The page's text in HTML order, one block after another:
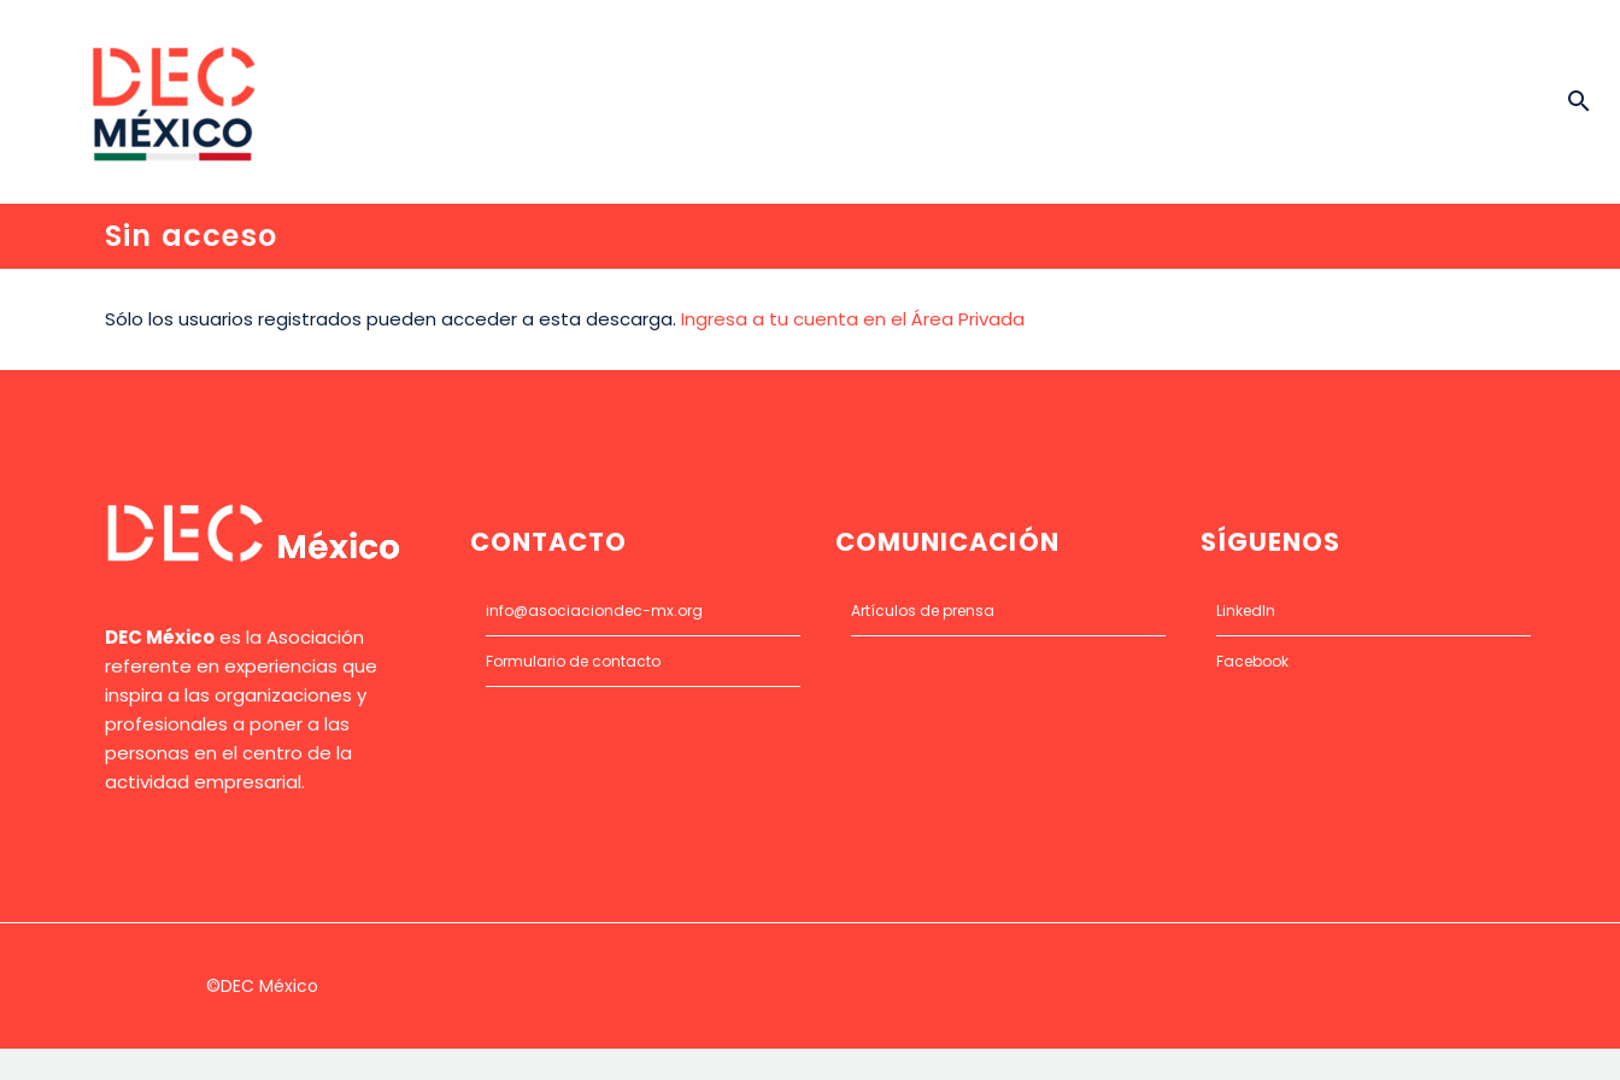
Sin acceso
Sólo los usuarios registrados pueden acceder a esta descarga. Ingresa a tu cuenta en el Área Privada
DEC Méxicoes la Asociación
referente en experiencias que
inspira a las organizaciones y
profesionales a poner a las
personas en el centro de la
actividad empresarial.
CONTACTO
info@asociaciondec-mx.org
Formulario de contacto
COMUNICACIÓN
Artículos de prensa
SÍGUENOS
LinkedIn
Facebook
©DEC México